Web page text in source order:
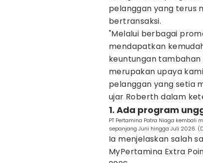
pelanggan yang terus
bertransaksi.
"Melalui berbagai
mendapatkan
keuntungan
merupakan upaya
pelanggan yang setia
ujar Roberth dalam
1. Ada program
PT Pertamina Patra Niaga kembali
sepanjang Juni hingga Juli 2026.
Ia menjelaskan salah
MyPertamina Extra